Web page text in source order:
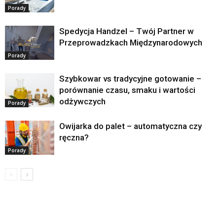
Porady
Porady
Spedycja Handzel – Twój Partner w
Przeprowadzkach Międzynarodowych
Porady
Szybkowar vs tradycyjne gotowanie –
porównanie czasu, smaku i wartości
odżywczych
Porady
Owijarka do palet – automatyczna czy
ręczna?